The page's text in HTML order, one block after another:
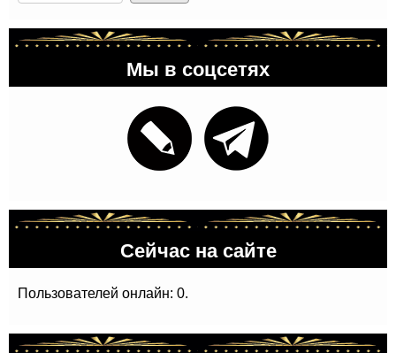
Мы в соцсетях
Сейчас на сайте
Пользователей онлайн: 0.